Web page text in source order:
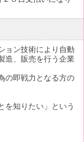
ョン技術により自動
造、販売を行う企業
の即戦力となる方の
を知りたい」という